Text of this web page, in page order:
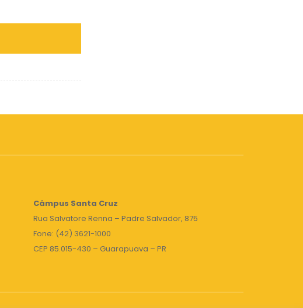
Câmpus Santa Cruz
Rua Salvatore Renna – Padre Salvador, 875
Fone: (42) 3621-1000
CEP 85.015-430 – Guarapuava – PR